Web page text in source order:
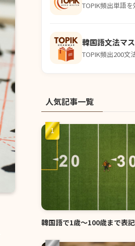
TOPIK頻出単語
韓国語文法マ
TOPIK頻出200文
人気記事一覧
韓国語で1歳〜100歳まで表